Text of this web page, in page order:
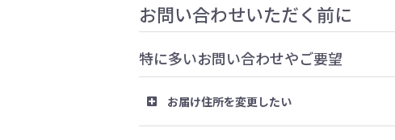
お問い合わせいただく前に
特に多いお問い合わせやご要望
お届け住所を変更したい